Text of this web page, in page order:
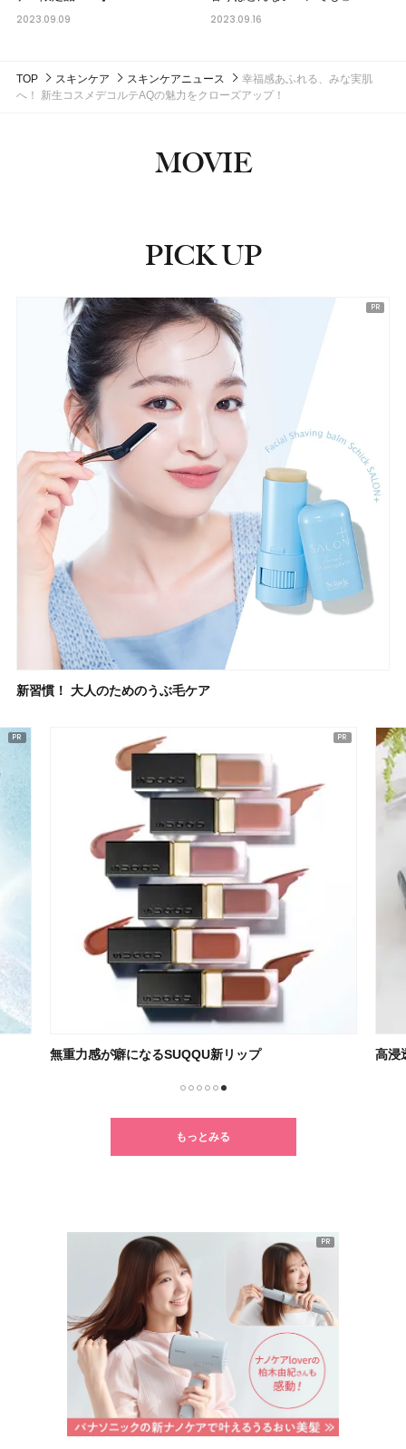
2023.09.09
2023.09.16
TOP スキンケア スキンケアニュース
幸福感あふれる、みな実肌
へ！ 新生コスメデコルテAQの魅力をクローズアップ！
MOVIE
PICK UP
新習慣！ 大人のためのうぶ毛ケア
無重力感が癖になるSUQQU新リップ 高浸
もっとみる
PR